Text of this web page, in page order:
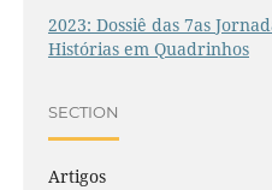
2023: Dossiê das 7as
Histórias em Quadrinhos
SECTION
Artigos